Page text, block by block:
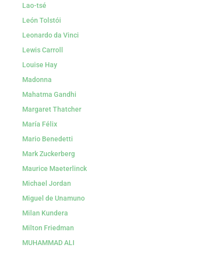
Lao-tsé
León Tolstói
Leonardo da Vinci
Lewis Carroll
Louise Hay
Madonna
Mahatma Gandhi
Margaret Thatcher
María Félix
Mario Benedetti
Mark Zuckerberg
Maurice Maeterlinck
Michael Jordan
Miguel de Unamuno
Milan Kundera
Milton Friedman
MUHAMMAD ALI